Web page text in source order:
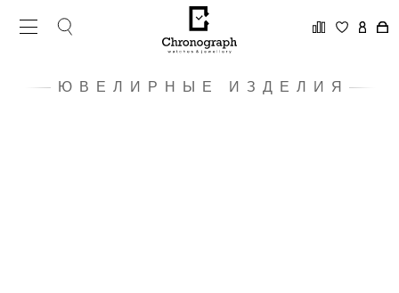
ЮВЕЛИРНЫЕ ИЗДЕЛИЯ